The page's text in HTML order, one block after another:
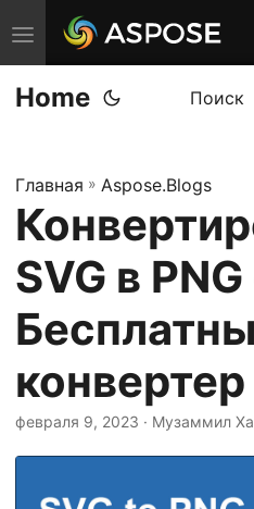
П
е
р
л
ю
и
т
ь
н
а
в
и
Home Поиск
Главная » Aspose.Blogs
SVG в
конвертер
февраля 9, 2023 · Музаммил